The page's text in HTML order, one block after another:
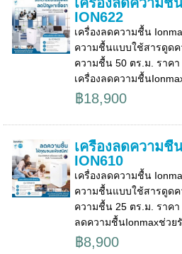
ION622
เครื่องลดความชื้น
ความชื้นแบบใช้สารดูดค
ความชื้น 50 ตร.ม. ราคา
เครื่องลดความชื้น
฿18,900
เครื่องลดความชื้
ION610
เครื่องลดความชื้น
ความชื้นแบบใช้สารดูดค
ความชื้น 25 ตร.ม. ราคา
ลดความชื้นIonmaxช่วย
฿8,900